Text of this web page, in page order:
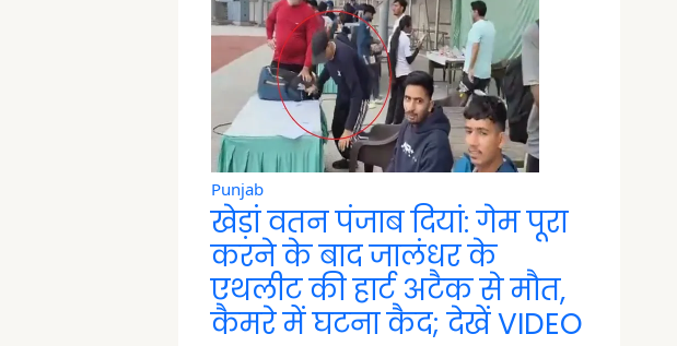
Punjab
खेड़ां वतन पंजाब दियां: गेम पूरा
करने के बाद जालंधर के
एथलीट की हार्ट अटैक से मौत,
कैमरे में घटना कैद; देखें VIDEO